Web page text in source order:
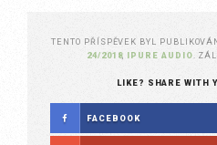
TENTO PŘÍSPĚVEK BYL
24/2018, IPURE AUDIO.
LIKE? SHARE WITH
FACEBOOK